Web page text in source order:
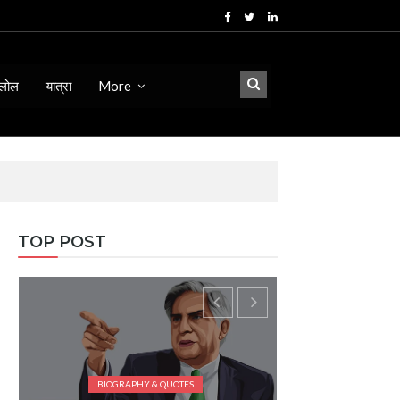
यात्रा More
TOP POST
BIOGRAPHY & QUOTES